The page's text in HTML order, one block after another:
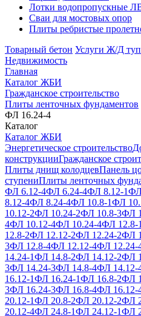
Лотки водопропускные
Сваи для мостовых опор
Плиты ребристые
Товарный бетон Услуги Ж/Д
Недвижимость
Главная
Каталог ЖБИ
Гражданское строительство
Плиты ленточных фундаментов
ФЛ 16.24-4
Каталог
Каталог ЖБИ
Энергетическое строительство
конструкцииГражданское
Плиты днищ колодцевПанель
ступениПлиты ленточных
ФЛ 6.12-4ФЛ 6.24-4ФЛ 8.12-1ФЛ
8.12-4ФЛ 8.24-4ФЛ 10.8-1ФЛ
10.12-2ФЛ 10.24-2ФЛ 10.8-3ФЛ
4ФЛ 10.12-4ФЛ 10.24-4ФЛ 12.8-1
12.8-2ФЛ 12.12-2ФЛ 12.24-2ФЛ
3ФЛ 12.8-4ФЛ 12.12-4ФЛ 12.24-
14.24-1ФЛ 14.8-2ФЛ 14.12-2ФЛ
3ФЛ 14.24-3ФЛ 14.8-4ФЛ 14.12-
16.12-1ФЛ 16.24-1ФЛ 16.8-2ФЛ
3ФЛ 16.24-3ФЛ 16.8-4ФЛ 16.12-
20.12-1ФЛ 20.8-2ФЛ 20.12-2ФЛ
20.12-4ФЛ 24.8-1ФЛ 24.12-1ФЛ